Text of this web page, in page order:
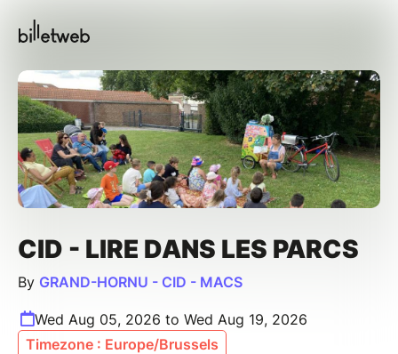
CID - LIRE DANS LES PARCS
By GRAND-HORNU - CID - MACS
Wed Aug 05, 2026 to Wed Aug 19, 2026
Timezone : Europe/Brussels